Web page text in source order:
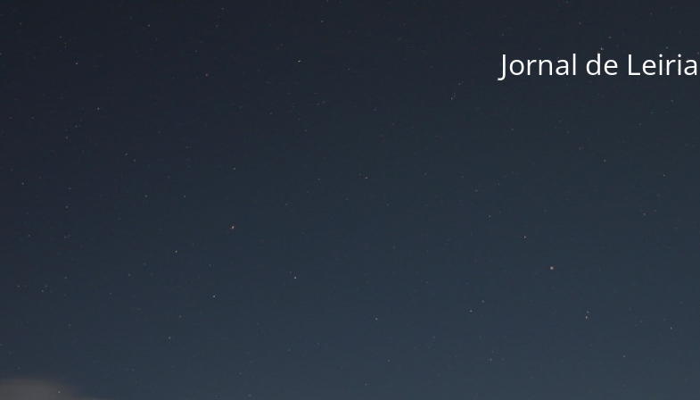
Jornal de Leiria